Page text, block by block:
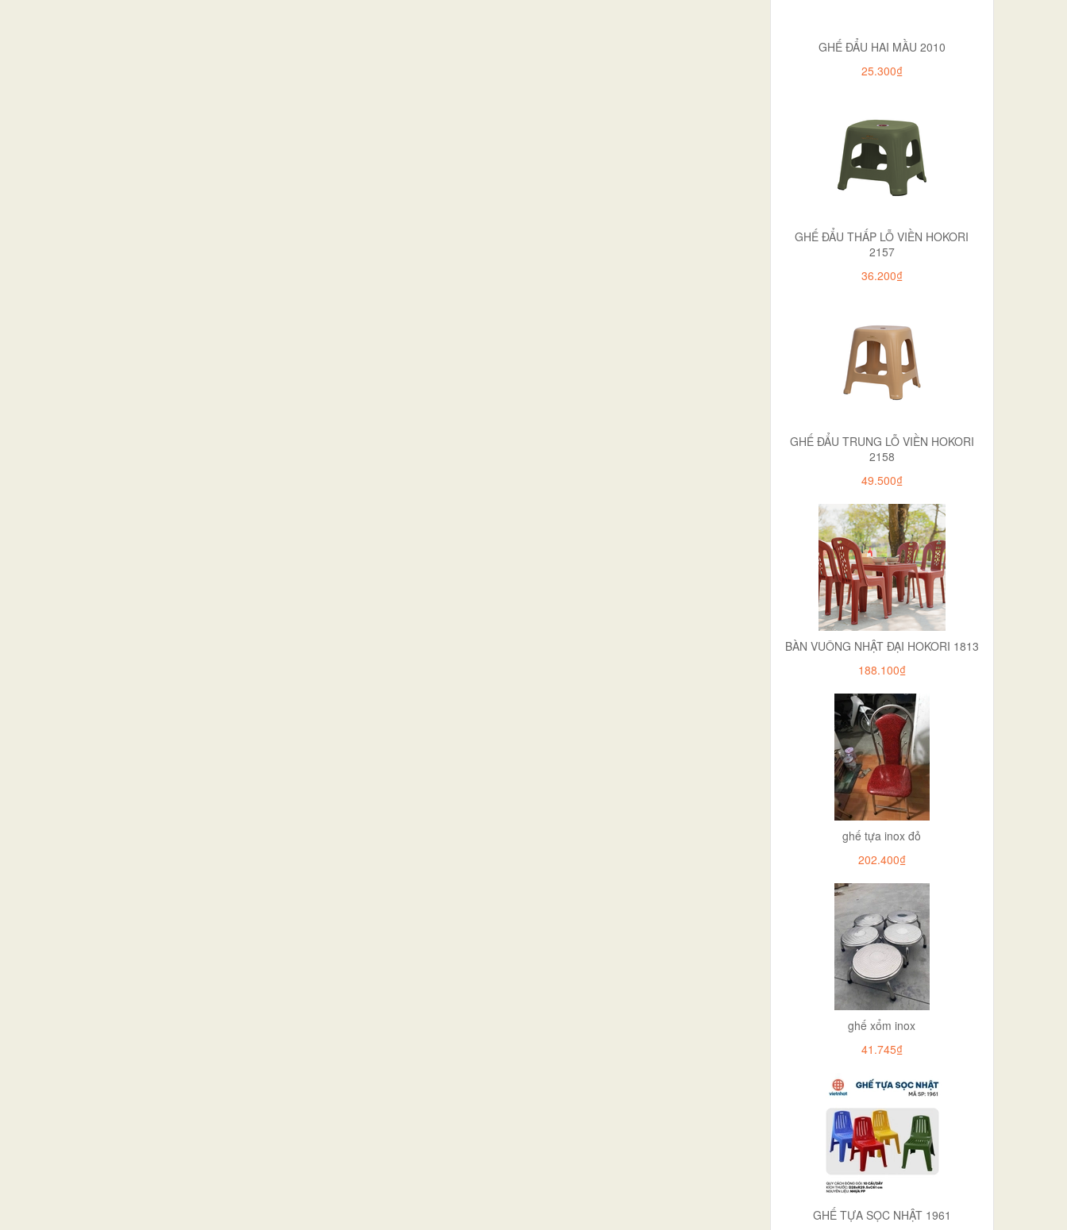
GHẾ ĐẨU HAI MẦU 2010
25.300₫
GHẾ ĐẨU THẤP LỖ VIỀN HOKORI
2157
36.200₫
GHẾ ĐẨU TRUNG LỖ VIỀN HOKORI
2158
49.500₫
BÀN VUÔNG NHẬT ĐẠI HOKORI 1813
188.100₫
ghế tựa inox đỏ
202.400₫
ghế xổm inox
41.745₫
GHẾ TỰA SỌC NHẬT 1961